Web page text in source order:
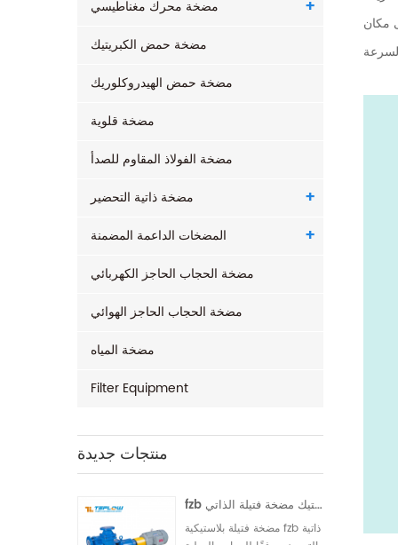
مضخة محرك مغناطيسي
مضخة حمض الكبريتيك
مضخة حمض الهيدروكلوريك
مضخة قلوية
مضخة الفولاذ المقاوم للصدأ
مضخة ذاتية التحضير
المضخات الداعمة المضمنة
مضخة الحجاب الحاجز الكهربائي
مضخة الحجاب الحاجز الهوائي
مضخة المياه
Filter Equipment
منتجات جديدة
fzb الفلور البلاستيك مضخة فتيلة الذاتي
مضخة فتيلة بلاستيكية fzb ذاتية
مكان